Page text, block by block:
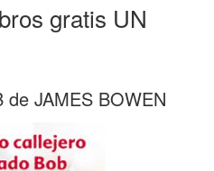
gratis UN
de JAMES BOWEN